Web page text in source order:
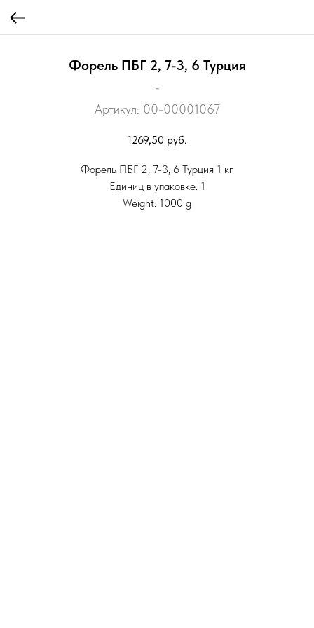
Форель ПБГ 2, 7-3, 6 Турция
-
Артикул: 00-00001067
1269,50 руб.
Форель ПБГ 2, 7-3, 6 Турция 1 кг
Единиц в упаковке: 1
Weight: 1000 g